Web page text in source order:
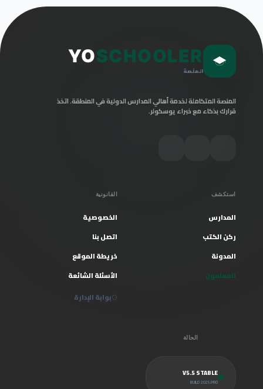
YOSCHOOLER
المنصة
المنصة المتكاملة لخدمة أهالي المدارس الدولية في المنطقة. اتخذ
قرارك بذكاء مع خبراء يوسكولر.
استكشف
المدارس
ركن الكتب
المدونة
المعلمون
القانونية
الخصوصية
اتصل بنا
خريطة الموقع
الأسئلة الشائعة
بوابة الإدارة
الحالة
V5.5 STABLE
BUILD 2025.PRO